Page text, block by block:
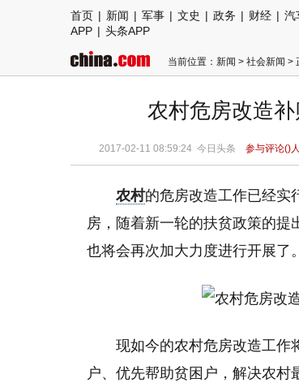
首页 | 新闻 | 军事 | 文史 | 政务 | 财经 | 汽
APP | 头条APP
当前位置： 新闻 > 社会新闻 >
农村危房改造
2017-02-11 08:59:24 今日头条 参与评论()人
农村的危房改造工作已经实
房，随着新一轮的扶贫政策的
也将会再次加大力度进行开展了。
现如今的农村危房改造工作
户、优先帮助贫困户，解决农村